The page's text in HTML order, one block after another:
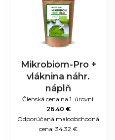
Mikrobiom-Pro +
vláknina náhr.
náplň
Členská cena na 1. úrovni:
26.40 €
Odporúčaná maloobchodná
cena:34.32 €